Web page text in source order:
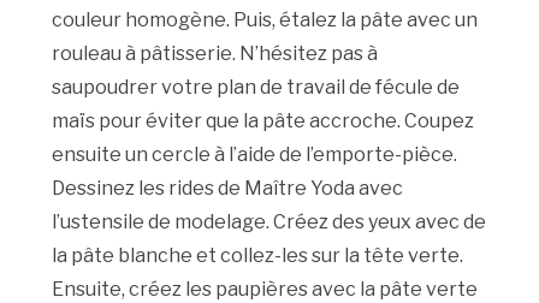
couleur homogène. Puis, étalez la pâte avec un
rouleau à pâtisserie. N’hésitez pas à
saupoudrer votre plan de travail de fécule de
maïs pour éviter que la pâte accroche. Coupez
ensuite un cercle à l’aide de l’emporte-pièce.
Dessinez les rides de Maître Yoda avec
l’ustensile de modelage. Créez des yeux avec de
la pâte blanche et collez-les sur la tête verte.
Ensuite, créez les paupières avec la pâte verte